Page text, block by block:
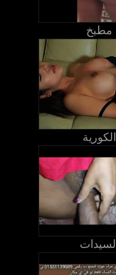
مطبخ
الكورية
السيدات